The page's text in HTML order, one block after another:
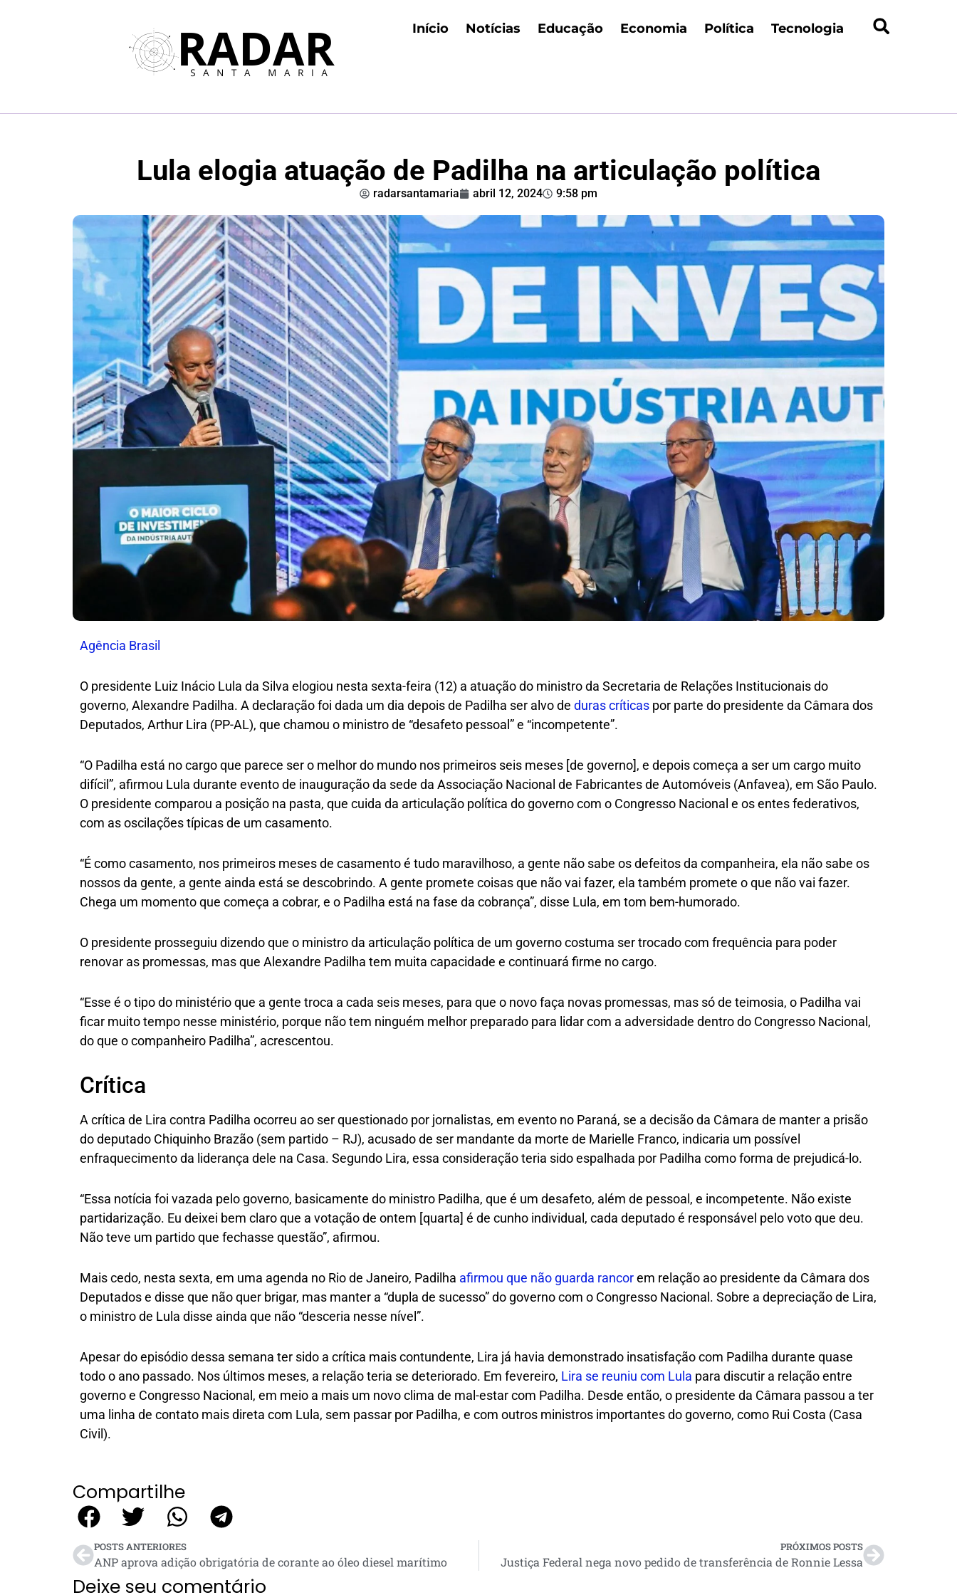
Início Notícias Educação Economia Política Tecnologia
Lula elogia atuação de Padilha na articulação política
radarsantamaria abril 12, 2024 9:58 pm
Agência Brasil
O presidente Luiz Inácio Lula da Silva elogiou nesta sexta-feira (12) a atuação do ministro da Secretaria de Relações Institucionais do
governo, Alexandre Padilha. A declaração foi dada um dia depois de Padilha ser alvo de duras críticas por parte do presidente da Câmara dos
Deputados, Arthur Lira (PP-AL), que chamou o ministro de “desafeto pessoal” e “incompetente”.
“O Padilha está no cargo que parece ser o melhor do mundo nos primeiros seis meses [de governo], e depois começa a ser um cargo muito
difícil”, afirmou Lula durante evento de inauguração da sede da Associação Nacional de Fabricantes de Automóveis (Anfavea), em São Paulo.
O presidente comparou a posição na pasta, que cuida da articulação política do governo com o Congresso Nacional e os entes federativos,
com as oscilações típicas de um casamento.
“É como casamento, nos primeiros meses de casamento é tudo maravilhoso, a gente não sabe os defeitos da companheira, ela não sabe os
nossos da gente, a gente ainda está se descobrindo. A gente promete coisas que não vai fazer, ela também promete o que não vai fazer.
Chega um momento que começa a cobrar, e o Padilha está na fase da cobrança”, disse Lula, em tom bem-humorado.
O presidente prosseguiu dizendo que o ministro da articulação política de um governo costuma ser trocado com frequência para poder
renovar as promessas, mas que Alexandre Padilha tem muita capacidade e continuará firme no cargo.
“Esse é o tipo do ministério que a gente troca a cada seis meses, para que o novo faça novas promessas, mas só de teimosia, o Padilha vai
ficar muito tempo nesse ministério, porque não tem ninguém melhor preparado para lidar com a adversidade dentro do Congresso Nacional,
do que o companheiro Padilha”, acrescentou.
Crítica
A crítica de Lira contra Padilha ocorreu ao ser questionado por jornalistas, em evento no Paraná, se a decisão da Câmara de manter a prisão
do deputado Chiquinho Brazão (sem partido – RJ), acusado de ser mandante da morte de Marielle Franco, indicaria um possível
enfraquecimento da liderança dele na Casa. Segundo Lira, essa consideração teria sido espalhada por Padilha como forma de prejudicá-lo.
“Essa notícia foi vazada pelo governo, basicamente do ministro Padilha, que é um desafeto, além de pessoal, e incompetente. Não existe
partidarização. Eu deixei bem claro que a votação de ontem [quarta] é de cunho individual, cada deputado é responsável pelo voto que deu.
Não teve um partido que fechasse questão”, afirmou.
Mais cedo, nesta sexta, em uma agenda no Rio de Janeiro, Padilha afirmou que não guarda rancorem relação ao presidente da Câmara dos
Deputados e disse que não quer brigar, mas manter a “dupla de sucesso” do governo com o Congresso Nacional. Sobre a depreciação de Lira,
o ministro de Lula disse ainda que não “desceria nesse nível”.
Apesar do episódio dessa semana ter sido a crítica mais contundente, Lira já havia demonstrado insatisfação com Padilha durante quase
todo o ano passado. Nos últimos meses, a relação teria se deteriorado. Em fevereiro, Lira se reuniu com Lula para discutir a relação entre
governo e Congresso Nacional, em meio a mais um novo clima de mal-estar com Padilha. Desde então, o presidente da Câmara passou a ter
uma linha de contato mais direta com Lula, sem passar por Padilha, e com outros ministros importantes do governo, como Rui Costa (Casa
Civil).
Compartilhe
POSTS ANTERIORES
ANP aprova adição obrigatória de corante ao óleo diesel marítimo
PRÓXIMOS POSTS
Justiça Federal nega novo pedido de transferência de Ronnie Lessa
Deixe seu comentário